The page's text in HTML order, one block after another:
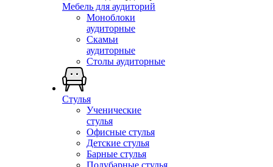
Мебель для аудиторий
Моноблоки
аудиторные
Скамьи
аудиторные
Столы аудиторные
Стулья
Ученические
стулья
Офисные стулья
Детские стулья
Барные стулья
Полубарные стулья